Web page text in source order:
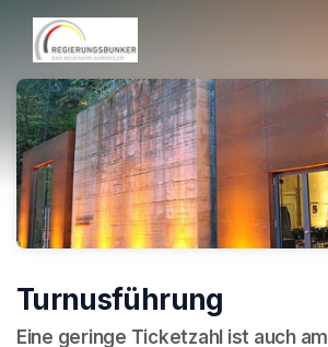
Skip header
Turnusführung
Eine geringe Ticketzahl ist auch am